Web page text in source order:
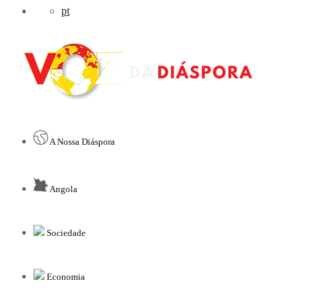
pt
A Nossa Diáspora
Angola
Sociedade
Economia